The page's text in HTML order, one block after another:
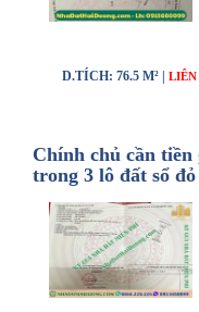
D.TÍCH: 76.5 M² | LIÊN
Chính chủ cần tiền
trong 3 lô đất sổ